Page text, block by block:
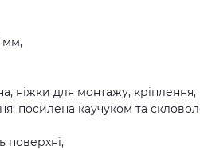
мм,
ніжки для монтажу, кріплення,
посилена каучуком та
поверхні,